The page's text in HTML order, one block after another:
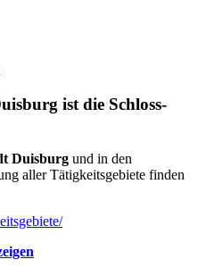
ist die Schloss-
Duisburg und in den
aller Tätigkeitsgebiete finden